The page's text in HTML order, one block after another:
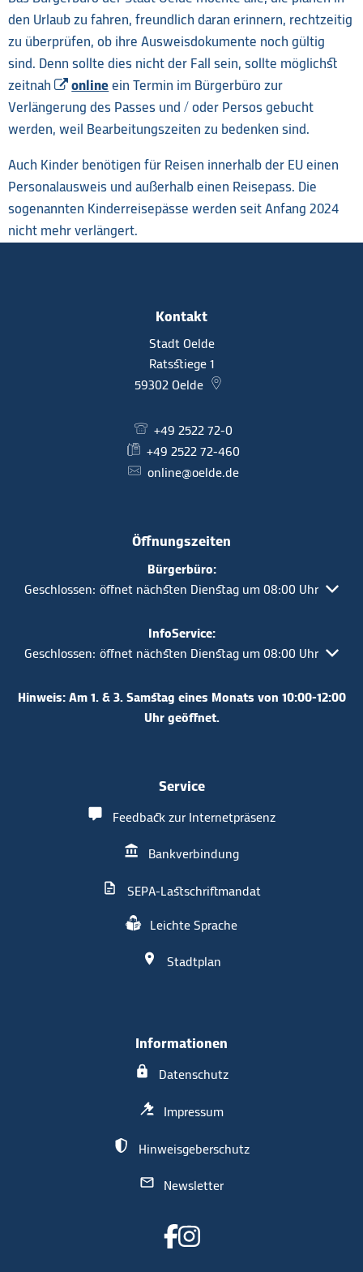
den Urlaub zu fahren, freundlich daran erinnern, rechtzeitig
zu überprüfen, ob ihre Ausweisdokumente noch gültig
sind. Denn sollte dies nicht der Fall sein, sollte möglichst
zeitnah
online ein Termin im Bürgerbüro zur
Verlängerung des Passes und / oder Persos gebucht
werden, weil Bearbeitungszeiten zu bedenken sind.
Auch Kinder benötigen für Reisen innerhalb der EU einen
Personalausweis und außerhalb einen Reisepass. Die
sogenannten Kinderreisepässe werden seit Anfang 2024
nicht mehr verlängert.
Kontakt
Stadt Oelde
Ratsstiege 1
59302 Oelde
+49 2522 72-0
+49 2522 72-460
online@oelde.de
Öffnungszeiten
Bürgerbüro:
Klicken, um weitere Öffnungs- oder Schließzeiten
Geschlossen: öffnet nächsten Dienstag um 08:00 Uhr
InfoService:
Klicken, um weitere Öffnungs- oder Schließzeiten
Geschlossen: öffnet nächsten Dienstag um 08:00 Uhr
Hinweis: Am 1. & 3. Samstag eines Monats von 10:00-12:00
Uhr geöffnet.
Service
Feedback zur Internetpräsenz
Bankverbindung
SEPA-Lastschriftmandat
Leichte Sprache
Stadtplan
Informationen
Datenschutz
Impressum
Hinweisgeberschutz
Newsletter